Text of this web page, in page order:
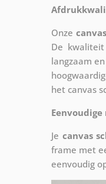
Onze
De
langzaam
het canvas
Je canvas
frame met
eenvoudig